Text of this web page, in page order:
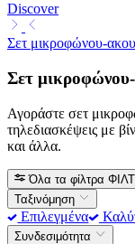
Discover
Σετ μικροφώνου-
Σετ
Αγοράστε σετ
τηλεδιασκέψεις με
και άλλα.
Όλα τα φίλτρα
Ταξινόμηση
Επιλεγμένα
Συνδεσιμότητα